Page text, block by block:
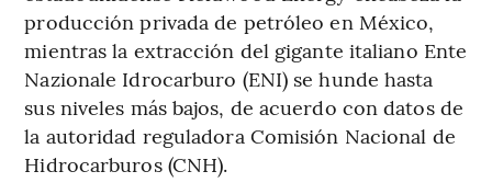
producción privada de petróleo en México,
mientras la extracción del gigante italiano Ente
Nazionale Idrocarburo (ENI) se hunde hasta
sus niveles más bajos, de acuerdo con datos de
la autoridad reguladora Comisión Nacional de
Hidrocarburos (CNH).